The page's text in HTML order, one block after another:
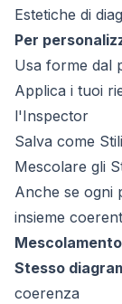
Estetiche di
Per
Usa forme dal
Applica i tuoi
l'Inspector
Salva come
Mescolare gli
Anche se ogni
insieme
Stesso
coerenza